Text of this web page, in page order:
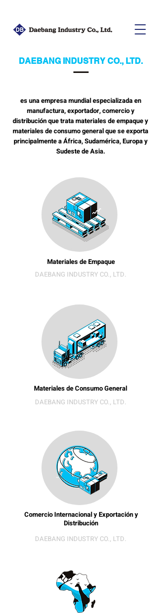
DAEBANG INDUSTRY CO., LTD.
es una empresa mundial especializada en
manufactura, exportador, comercio y
distribución que trata materiales de empaque y
materiales de consumo general que se exporta
principalmente a África, Sudamérica, Europa y
Sudeste de Asia.
Materiales de Empaque
Materiales de Consumo General
Comercio Internacional y Exportación y
Distribución
DAEBANG INDUSTRY CO., LTD.
DAEBANG INDUSTRY CO., LTD.
DAEBANG INDUSTRY CO., LTD.